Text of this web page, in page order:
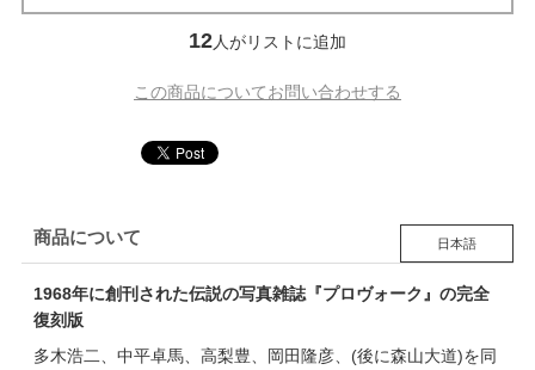
12人がリストに追加
この商品についてお問い合わせする
商品について 日本語
1968年に創刊された伝説の写真雑誌『プロヴォーク』の完全
復刻版
多木浩二、中平卓馬、高梨豊、岡田隆彦、(後に森山大道)を同